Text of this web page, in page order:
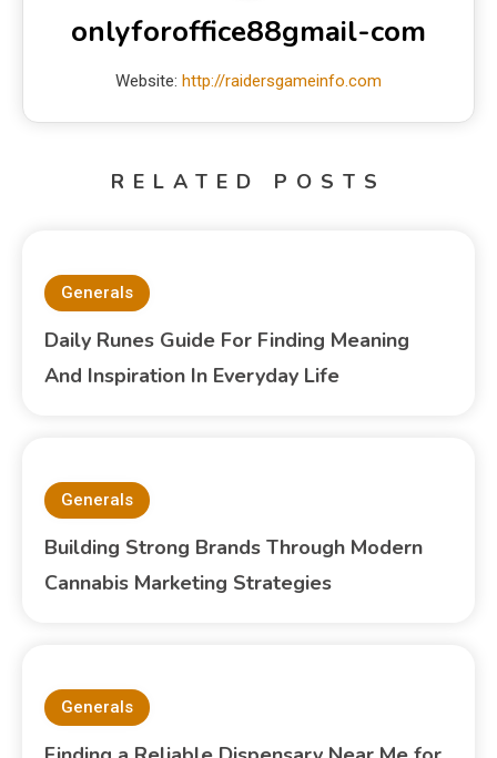
onlyforoffice88gmail-com
Website: http://raidersgameinfo.com
RELATED POSTS
Generals
Daily Runes Guide For Finding Meaning
And Inspiration In Everyday Life
Generals
Building Strong Brands Through Modern
Cannabis Marketing Strategies
Generals